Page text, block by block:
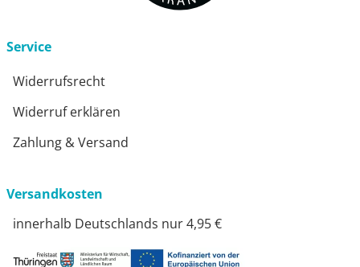
Service
Widerrufsrecht
Widerruf erklären
Zahlung & Versand
Versandkosten
innerhalb Deutschlands nur 4,95 €